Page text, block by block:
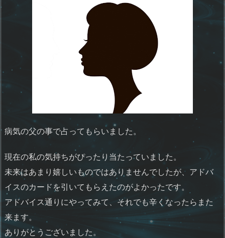
病気の父の事で占ってもらいました。
現在の私の気持ちがぴったり当たっていました。
未来はあまり嬉しいものではありませんでしたが、アドバ
イスのカードを引いてもらえたのがよかったです。
アドバイス通りにやってみて、それでも辛くなったらまた
来ます。
ありがとうございました。